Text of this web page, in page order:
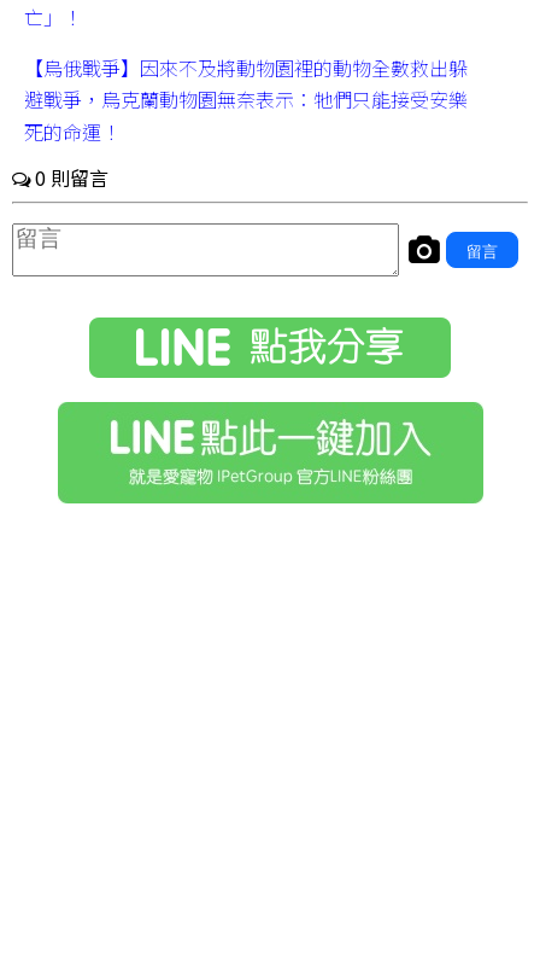
亡」！
【烏俄戰爭】因來不及將動物園裡的動物全數救出躲
避戰爭，烏克蘭動物園無奈表示：牠們只能接受安樂
死的命運！